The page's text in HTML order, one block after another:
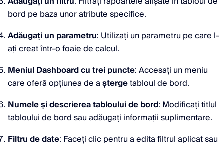
bord pe baza unor atribute specifice.
Adăugați un parametru: Utilizați un parametru pe care l-
ați creat într-o foaie de calcul.
Meniul Dashboard cu trei puncte: Accesați un meniu
care oferă opțiunea de aștergetabloul de bord.
Numele și descrierea tabloului de bord: Modificați titlul
tabloului de bord sau adăugați informații suplimentare.
Filtru de date: Faceți clic pentru a edita filtrul aplicat sau